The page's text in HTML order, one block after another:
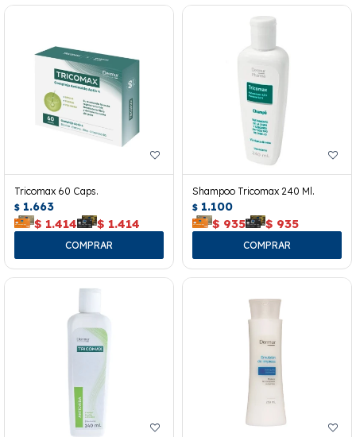
Tricomax 60 Caps.
$ 1.663
$ 1.414 $ 1.414
Shampoo Tricomax 240 Ml.
$ 1.100
$ 935 $ 935